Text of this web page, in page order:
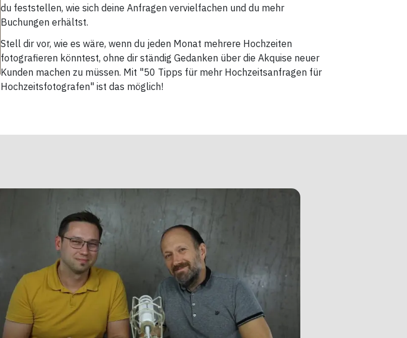
du feststellen, wie sich deine Anfragen vervielfachen und du mehr
Buchungen erhältst.
Stell dir vor, wie es wäre, wenn du jeden Monat mehrere Hochzeiten
fotografieren könntest, ohne dir ständig Gedanken über die Akquise neuer
Kunden machen zu müssen. Mit "50 Tipps für mehr Hochzeitsanfragen für
Hochzeitsfotografen" ist das möglich!